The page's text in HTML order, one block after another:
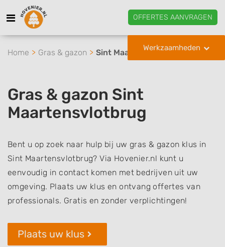
OFFERTES AANVRAGEN
Werkzaamheden
Home Gras & gazon Sint Maartensvlotbrug
Gras & gazon Sint
Maartensvlotbrug
Bent u op zoek naar hulp bij uw gras & gazon klus in
Sint Maartensvlotbrug? Via Hovenier.nl kunt u
eenvoudig in contact komen met bedrijven uit uw
omgeving. Plaats uw klus en ontvang offertes van
professionals. Gratis en zonder verplichtingen!
Plaats uw klus